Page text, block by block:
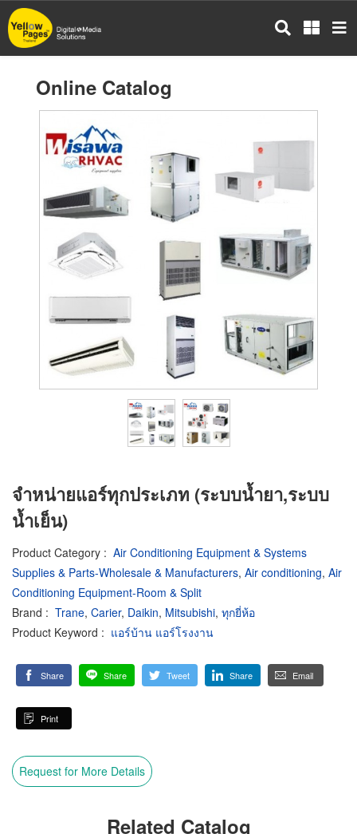
Skip
to
main
Online Catalog
จำหน่ายแอร์ทุกประเภท (ระบบน้ำยา,ระบบ
น้ำเย็น)
Product Category : Air Conditioning Equipment & Systems
Supplies & Parts-Wholesale & Manufacturers, Air conditioning, Air
Conditioning Equipment-Room & Split
Brand : Trane, Carier, Daikin, Mitsubishi, ทุกยี่ห้อ
Product Keyword : แอร์บ้าน แอร์โรงงาน
Share Share Tweet Share Email
Print
Request for More Details
Related Catalog